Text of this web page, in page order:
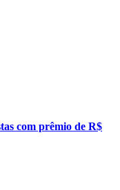
com prêmio de R$